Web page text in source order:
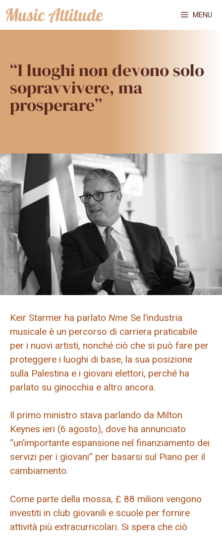
Vai
al
MENU
“I luoghi non devono solo
sopravvivere, ma
prosperare”
Keir Starmer ha parlato Nme Se l’industria
musicale è un percorso di carriera praticabile
per i nuovi artisti, nonché ciò che si può fare per
proteggere i luoghi di base, la sua posizione
sulla Palestina e i giovani elettori, perché ha
parlato su ginocchia e altro ancora.
Il primo ministro stava parlando da Milton
Keynes ieri (6 agosto), dove ha annunciato
“un’importante espansione nel finanziamento dei
servizi per i giovani” per basarsi sul Piano per il
cambiamento.
Come parte della mossa, £ 88 milioni vengono
investiti in club giovanili e scuole per fornire
attività più extracurricolari. Si spera che ciò